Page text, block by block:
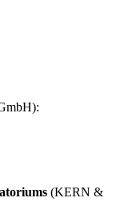
(KERN &